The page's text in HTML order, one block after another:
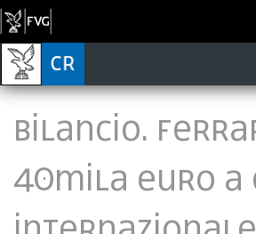
BILANCIO.
40MILA EURO A